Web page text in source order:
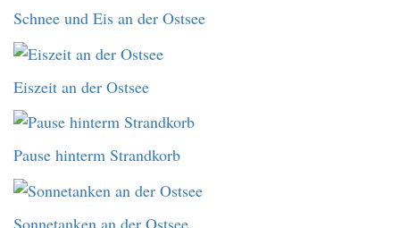
Schnee und Eis an der Ostsee
Eiszeit an der Ostsee
Pause hinterm Strandkorb
Sonnetanken an der Ostsee